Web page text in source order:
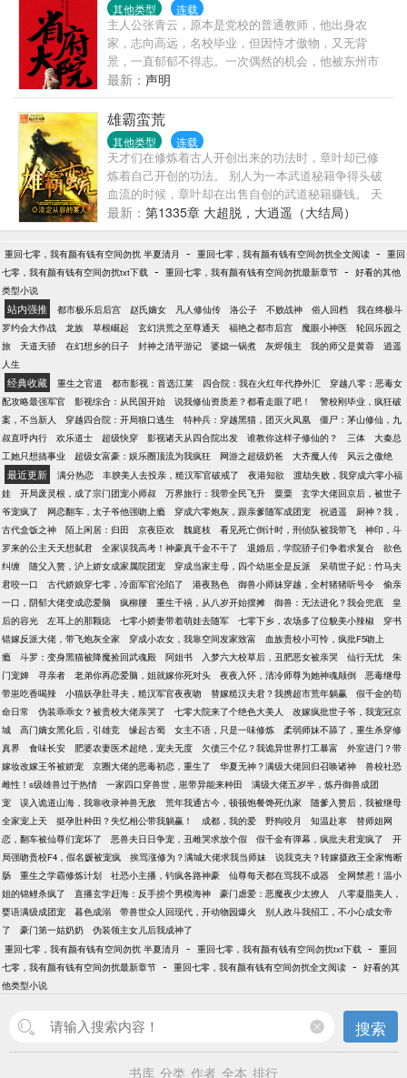
其他类型 连载
主人公张青云，原本是党校的普通教师，他出身农
家，志向高远，名校毕业，但因恃才傲物，又无背
景，一直郁郁不得志。一次偶然的机会，他被东州市
委书记王天成钦点为自己的秘书。这位清河省赫赫有
名的明星官员，敢做敢为、政绩卓著。张青云从此而
青云直上，随着王天成出任清河省省长，35岁的张青
云终于如愿以偿，进入省政府大院，出任省长办副主
任、省长秘书。2007年，离开省政府大院的张青云出
任清溪县委副书记，从此，他一步一步，稳扎稳打，
周旋在各种势力之间，平步青云，把自己的官场之路
越走越宽敞。一个政治上更加成熟的张青云，让我们
看到了官场上的正能量，一个勇于担当，为民请命的
精品之一，希望纳川的辛勤写作能带给您独特的阅读
快感！大家多投票，多支持，作者将更有创作的动
最新： 声明
雄霸蛮荒
其他类型 连载
天才们在修炼着古人开创出来的功法时，章叶却已修
炼着自己开创的功法。 别人为一本武道秘籍争得头破
血流的时候，章叶却在出售自创的武道秘籍赚钱。 天
才们在为自己的一点成绩沾沾自喜时，章叶却已把他
们的师傅打得吐血而逃。 别人穷毕生之力，也无法把
一门功法修炼到大成，章叶却在短短的时间之内，就
参悟透功法，并修炼到大成。 打人就打他们的脸，踩
耳光，拆老怪物的骨头，调戏各族美女，这就是一个
天资低下，但悟性极高的少年的牛逼人生。 书友一
群：86995767书友二群：122633319
最新： 第1335章 大超脱，大逍遥（大结局）
重回七零，我有颜有钱有空间勿扰 半夏清月 - 重回七零，我有颜有钱有空间勿扰全文阅读 - 重回
七零，我有颜有钱有空间勿扰txt下载 - 重回七零，我有颜有钱有空间勿扰最新章节 - 好看的其他
类型小说
站内强推 都市极乐后后宫 赵氏嫡女 凡人修仙传 洛公子 不败战神 俗人回档
我在终极斗
罗约会大作战
龙族 草根崛起 玄幻洪荒之至尊通天 福艳之都市后宫 魔眼小神医
轮回乐园之
旅
天道天骄 在幻想乡的日子 封神之清平游记 婆媳一锅煮 灰烬领主 我的师父是黄蓉
逍遥
人生
经典收藏 重生之官道 都市影视：首选江莱 四合院：我在火红年代挣外汇
穿越八零：恶毒女
配攻略最强军官
影视综合：从民国开始 说我修仙资质差？都看走眼了吧！
警校刚毕业，疯狂破
案，不当新人
穿越四合院：开局狼口逃生 特种兵：穿越黑猫，团灭火凤凰
僵尸：茅山修仙，九
叔直呼内行
欢乐道士 超级快穿 影视诸天从四合院出发 谁教你这样子修仙的？ 三体
大秦总
工她只想搞事业
超级女富豪：娱乐圈顶流为我疯狂 网游之超级奶爸 大齐魔人传 风云之傲绝
最近更新 满分热恋 丰腴美人去投亲，糙汉军官破戒了 夜港知欲
渡劫失败，我穿成六零小福
娃
开局废灵根，成了宗门团宠小师叔 万界旅行：我带全民飞升 粟粟
玄学大佬回京后，被世子
爷宠疯了
网恋翻车，太子爷他强吻上瘾 穿成六零炮灰，跟亲爹随军成团宠 祝逍遥
厨神？我，
古代盒饭之神
陌上闲居：归田 京夜臣欢 魏庭枝 看见死亡倒计时，刑侦队被我带飞
神印，斗
罗来的公主天天想弑君
全家误我高考！神豪真千金不干了 退婚后，学院骄子们争着求复合
欲色
纠缠
随父入赘，沪上娇女成家属院团宠 穿成当家主母，四个幼崽全是反派
呆萌世子妃：竹马夫
君咬一口
古代娇娘穿七零，冷面军官沦陷了 港夜熟色 御兽小师妹穿越，全村猪猪听号令
偷亲
一口，阴郁大佬变成恋爱脑
疯柳腰 重生千禧，从八岁开始摆摊 御兽：无法进化？我会兜底
皇
后的容光
左耳上的那颗痣 七零小娇妻带着萌娃去随军 七零下乡，农场多了位貌美小辣椒
穿书
错嫁反派大佬，带飞炮灰全家
穿成小农女，我靠空间发家致富
血族贵校小可怜，疯批F5吻上
瘾
斗罗：变身黑猫被降魔捡回武魂殿 阿姐书 入梦六大校草后，丑肥恶女被亲哭 仙行无忧
朱
门宠婢
寻亲者 老弟你再恋爱脑，姐就嫁你死对头 夜夜入怀，清冷师尊为她神魂颠倒
恶毒继母
带崽吃香喝辣
小猫妖孕肚寻夫，糙汉军官夜夜吻 替嫁糙汉夫君？我携超市荒年躺赢
假千金的苟
命日常
伪装乖乖女？被贵校大佬亲哭了 七零大院来了个绝色大美人
改嫁疯批世子爷，我宠冠京
城
高门嫡女黑化后，引雄竞 缘起古蜀 女主不语，只是一味修炼
柔弱师妹不舔了，重生杀穿修
真界
食味长安 肥婆农妻医术超绝，宠夫无度 欠债三个亿？我诡异世界打工暴富
外室进门？带
嫁妆改嫁王爷被娇宠
京圈大佬的恶毒初恋，重生了 华夏无神？满级大佬回归召唤诸神
兽校社恐
雌性！s级雄兽过于热情
一家四口穿兽世，崽带异能来种田
满级大佬五岁半，炼丹御兽成团
宠
误入诡道山海，我靠收录神兽无敌 荒年我通古今，顿顿饱餐馋死仇家
随爹入赘后，我被继母
全家宠上天
挺孕肚种田？失忆相公带我躺赢！ 成都，我的爱 野狗咬月 知温赴寒
替师姐网
恋，翻车被仙尊们宠坏了
恶兽夫日日争宠，丑雌哭求放个假 假千金有弹幕，疯批夫君宠疯了
开
局强吻贵校F4，假名媛被宠疯
挨骂涨修为？满城大佬求我当师妹
说我克夫？转嫁摄政王全家悔断
肠
重生之学霸修炼计划 社恐小主播，钓疯各路神豪 仙尊每天都在骂我不成器
全网禁惹！温小
姐的锦鲤杀疯了
直播玄学赶海：反手捞个男模海神 豪门虐爱：恶魔夜少太撩人
八零凝脂美人，
婴语满级成团宠
暮色成溺 带兽世众人回现代，开动物园爆火
别人政斗我招工，不小心成女帝
了
豪门第一姑奶奶
伪装领主女儿后我成神了
重回七零，我有颜有钱有空间勿扰 半夏清月
- 重回七零，我有颜有钱有空间勿扰txt下载 - 重回
七零，我有颜有钱有空间勿扰最新章节 - 重回七零，我有颜有钱有空间勿扰全文阅读 - 好看的其
他类型小说
搜索
书库 分类 作者 全本 排行